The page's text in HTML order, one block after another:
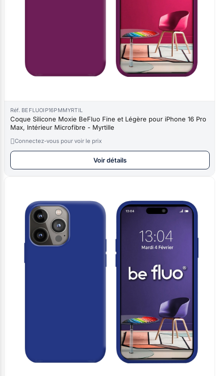
Réf. BEFLUOIP16PMMYRTIL
Coque Silicone Moxie BeFluo Fine et Légère pour iPhone 16 Pro
Max, Intérieur Microfibre - Myrtille
Connectez-vous pour voir le prix
Voir détails